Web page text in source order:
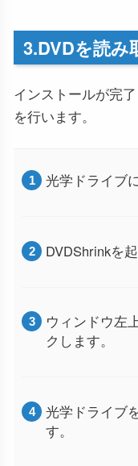
3.DVDを読み
インストールが完
を行います。
光学ドライブ
DVDShrinkを
ウィンドウ左
クします。
光学ドライブ
す。